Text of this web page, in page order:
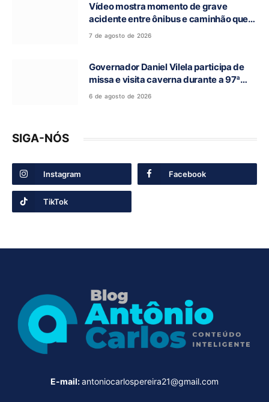
Vídeo mostra momento de grave
acidente entre ônibus e caminhão que
deixou cinco mortos na GO-010, em
7 de agosto de 2026
Governador Daniel Vilela participa de
missa e visita caverna durante a 97ª
Romaria do Bom Jesus da Lapa de Terra
6 de agosto de 2026
SIGA-NÓS
Instagram Facebook
TikTok
E-mail:antoniocarlospereira21@gmail.com